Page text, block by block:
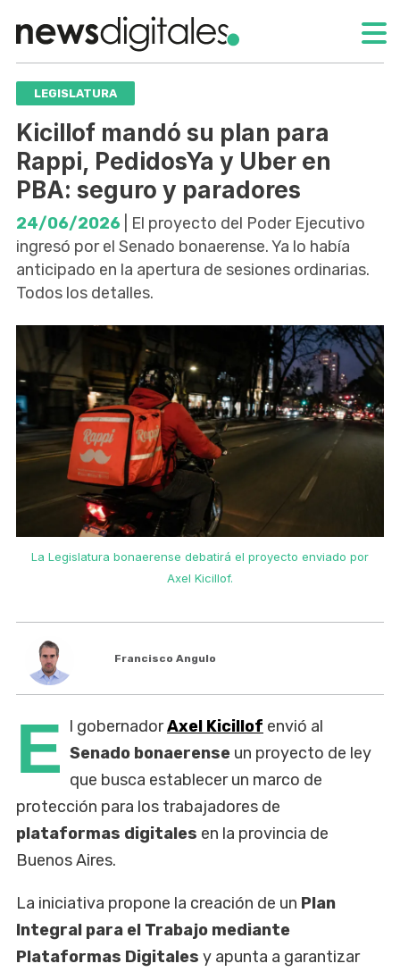
LEGISLATURA
Kicillof mandó su plan para
Rappi, PedidosYa y Uber en
PBA: seguro y paradores
24/06/2026 | El proyecto del Poder Ejecutivo
ingresó por el Senado bonaerense. Ya lo había
anticipado en la apertura de sesiones ordinarias.
Todos los detalles.
La Legislatura bonaerense debatirá el proyecto enviado por
Axel Kicillof.
Francisco Angulo
E l gobernadorAxel Kicillof envió al
Senado bonaerense un proyecto de ley
que busca establecer un marco de
protección para los trabajadores de
plataformas digitales en la provincia de
Buenos Aires.
La iniciativa propone la creación de un Plan
Integral para el Trabajo mediante
Plataformas Digitales y apunta a garantizar